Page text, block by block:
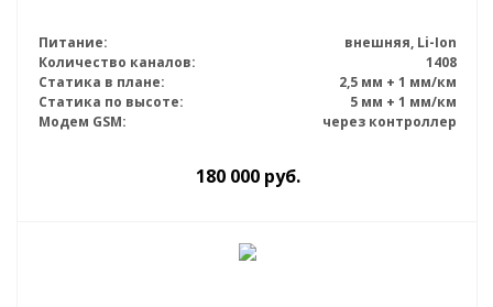
Питание:
внешняя, Li-Ion
Количество каналов:
1408
Статика в плане:
2,5 мм + 1 мм/км
Статика по высоте:
5 мм + 1 мм/км
Модем GSM:
через контроллер
180 000руб.